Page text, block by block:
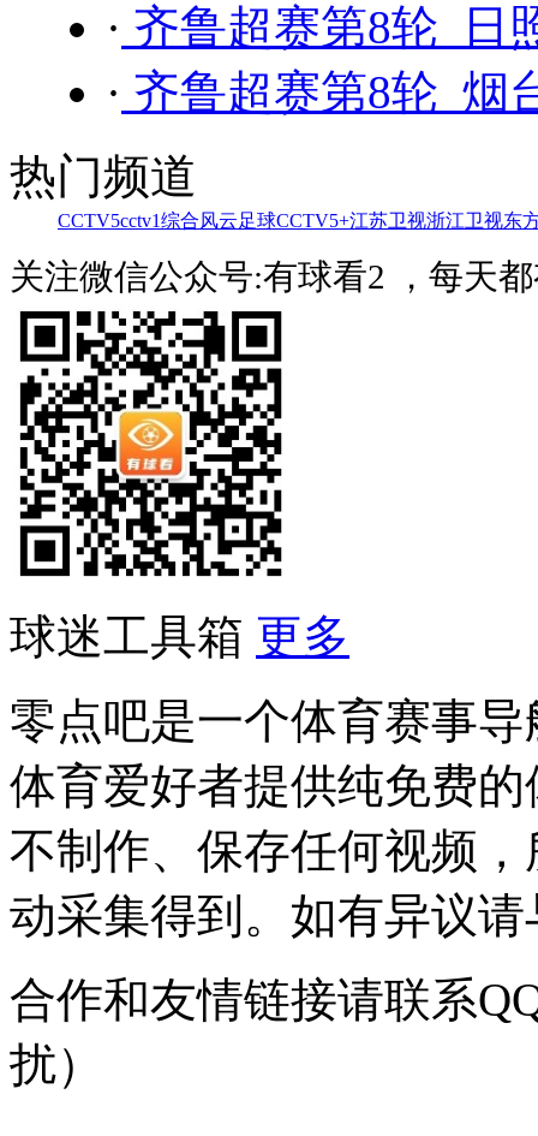
· 齐鲁超赛第8轮 日
· 齐鲁超赛第8轮 烟
热门频道
CCTV5cctv1综合风云足球CCTV5+江苏卫视浙江卫视东
关注微信公众号:有球看2 ，每天
球迷工具箱 更多
零点吧是一个体育赛事
体育爱好者提供纯免费
不制作、保存任何视频
动采集得到。如有异议
合作和友情链接请联系
扰）